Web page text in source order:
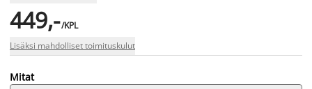
449,-/KPL
Lisäksi mahdolliset toimituskulut
Mitat